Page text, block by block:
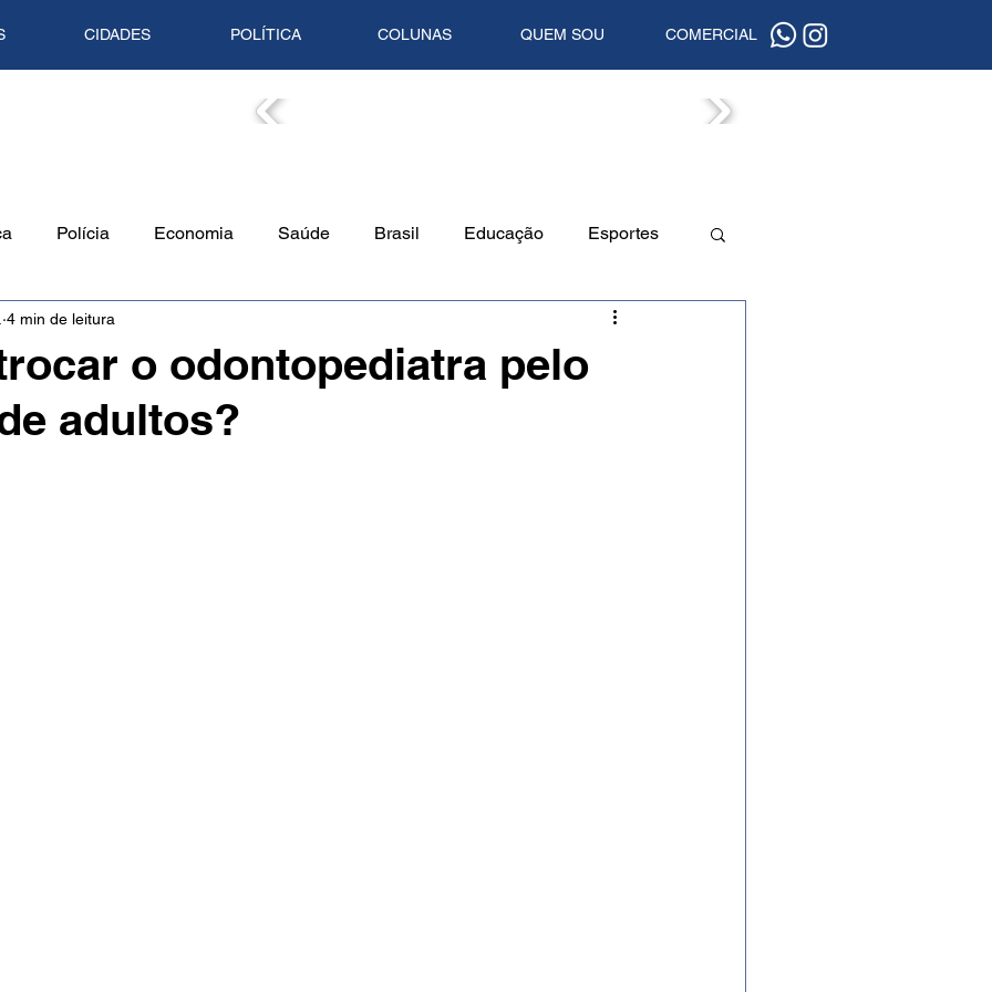
CIDADES POLÍTICA COLUNAS QUEM SOU COMERCIAL
Polícia Economia Saúde Brasil Educação Esportes
Ambiente
Tempo Artigo Mundo
o odontopediatra pelo
adultos?
4 min de leitura